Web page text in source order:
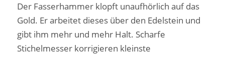
Der Fasserhammer klopft unaufhörlich auf das
Gold. Er arbeitet dieses über den Edelstein und
gibt ihm mehr und mehr Halt. Scharfe
Stichelmesser korrigieren kleinste